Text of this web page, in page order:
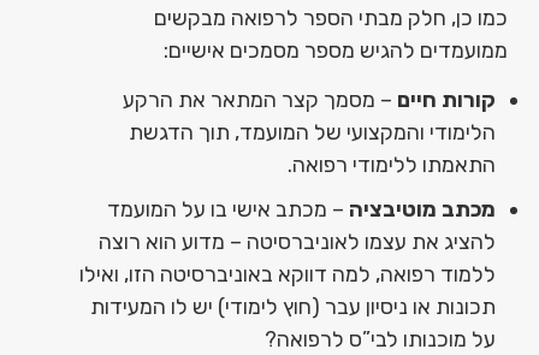
כמו כן, חלק מבתי הספר לרפואה מבקשים
ממועמדים להגיש מספר מסמכים אישיים:
קורות חיים – מסמך קצר המתאר את הרקע
הלימודי והמקצועי של המועמד, תוך הדגשת
התאמתו ללימודי רפואה.
מכתב מוטיבציה – מכתב אישי בו על המועמד
להציג את עצמו לאוניברסיטה – מדוע הוא רוצה
ללמוד רפואה, למה דווקא באוניברסיטה הזו, ואילו
תכונות או ניסיון עבר (חוץ לימודי) יש לו המעידות
על מוכנותו לבי”ס לרפואה?